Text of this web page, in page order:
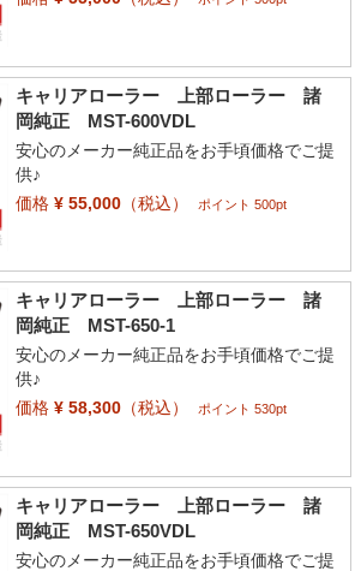
キャリアローラー 上部ローラー 諸
岡純正 MST-600VDL
安心のメーカー純正品をお手頃価格でご提
供♪
価格¥ 55,000（税込） ポイント 500pt
キャリアローラー 上部ローラー 諸
岡純正 MST-650-1
安心のメーカー純正品をお手頃価格でご提
供♪
価格¥ 58,300（税込） ポイント 530pt
キャリアローラー 上部ローラー 諸
岡純正 MST-650VDL
安心のメーカー純正品をお手頃価格でご提